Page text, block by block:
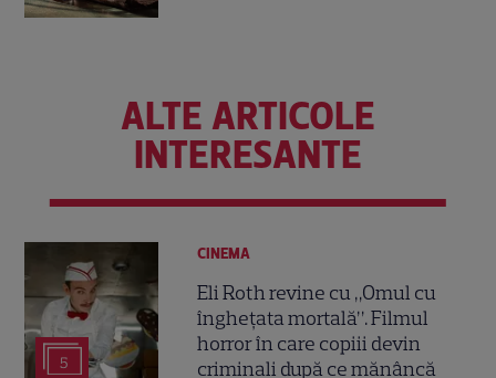
ALTE ARTICOLE
INTERESANTE
5
CINEMA
Eli Roth revine cu „Omul cu
înghețata mortală”. Filmul
horror în care copiii devin
criminali după ce mănâncă